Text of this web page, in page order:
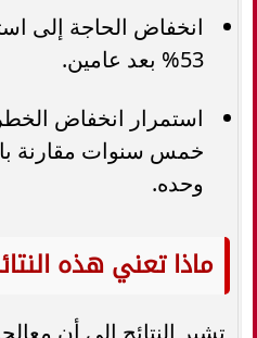
انخفاض الحاجة إلى
53% بعد عامين.
خمس سنوات مقارنة
وحده.
ماذا تعني هذه
تشير النتائج إلى أن